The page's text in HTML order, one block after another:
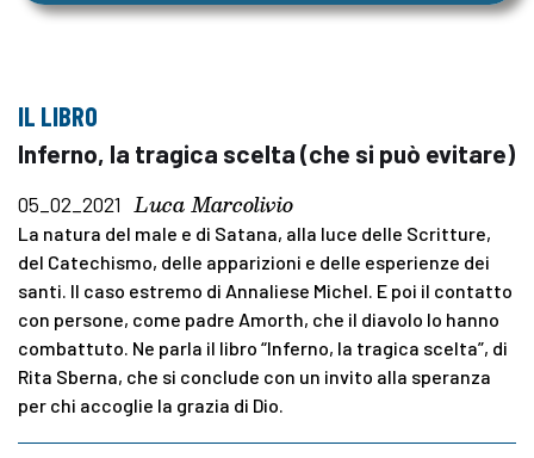
IL LIBRO
Inferno, la tragica scelta (che si può evitare)
05_02_2021 Luca Marcolivio
La natura del male e di Satana, alla luce delle Scritture,
del Catechismo, delle apparizioni e delle esperienze dei
santi. Il caso estremo di Annaliese Michel. E poi il contatto
con persone, come padre Amorth, che il diavolo lo hanno
combattuto. Ne parla il libro “Inferno, la tragica scelta”, di
Rita Sberna, che si conclude con un invito alla speranza
per chi accoglie la grazia di Dio.